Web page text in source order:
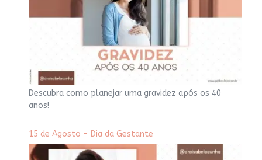
Descubra como planejar uma gravidez após os 40
anos!
15 de Agosto - Dia da Gestante